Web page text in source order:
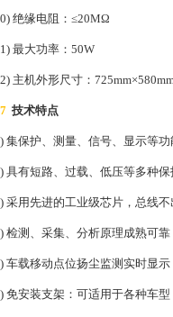
绝缘电阻：≤20MΩ
最大功率：50W
主机外形尺寸：
技术特点
集保护、测量、信号、显示等功
具有短路、过载、低压等多种
采用先进的工业级芯片，总线
检测、采集、分析原理成熟可
车载移动点位扬尘监测实时显示
免安装支架：可适用于各种车型